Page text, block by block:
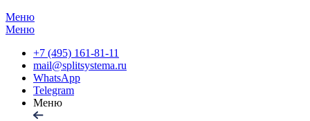
Меню
Меню
+7 (495) 161-81-11
mail@splitsystema.ru
WhatsApp
Telegram
Меню